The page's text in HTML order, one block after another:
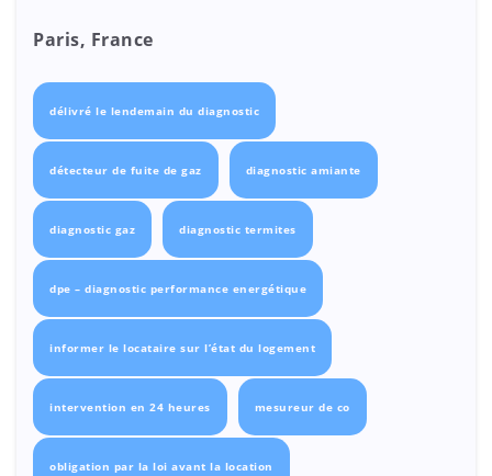
Paris, France
délivré le lendemain du diagnostic
détecteur de fuite de gaz diagnostic amiante
diagnostic gaz diagnostic termites
dpe – diagnostic performance energétique
informer le locataire sur l’état du logement
intervention en 24 heures mesureur de co
obligation par la loi avant la location